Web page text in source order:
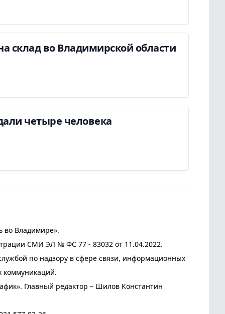
склад во Владимирской области
четыре человека
во Владимире».
СМИ ЭЛ № ФС 77 - 83032 от 11.04.2022.
по надзору в сфере связи, информационных
коммуникаций.
Главный редактор – Шилов Константин